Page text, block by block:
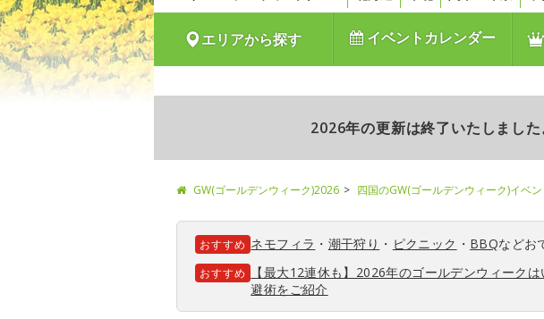
エリアから探す イベントカレンダー
2026年の更新は終了いたしまし
GW(ゴールデンウィーク)2026 四国のGW(ゴールデンウィーク)イベ
おすすめ ネモフィラ ・ 潮干狩り ・ ピクニック ・ BBQなどお
おすすめ
【最大12連休も】2026年のゴールデンウィーク
避術をご紹介